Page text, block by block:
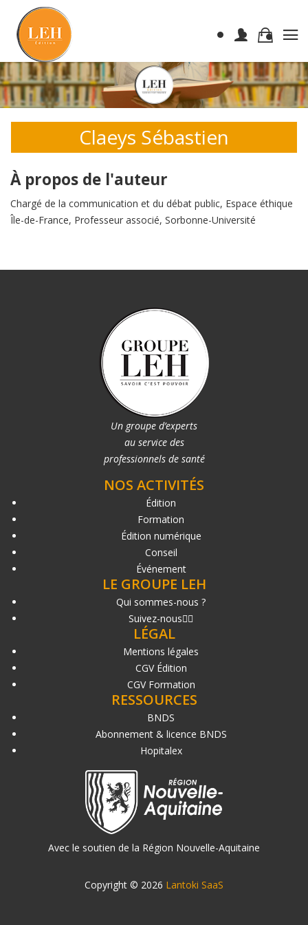
Claeys Sébastien
À propos de l'auteur
Chargé de la communication et du débat public, Espace éthique
Île-de-France, Professeur associé, Sorbonne-Université
Un groupe d’experts
au service des
professionnels de santé
NOS ACTIVITÉS
Édition
Formation
Édition numérique
Conseil
Événement
LE GROUPE LEH
Qui sommes-nous ?
Suivez-nous
LÉGAL
Mentions légales
CGV Édition
CGV Formation
RESSOURCES
BNDS
Abonnement & licence BNDS
Hopitalex
Avec le soutien de la Région Nouvelle-Aquitaine
Copyright © 2026 Lantoki SaaS